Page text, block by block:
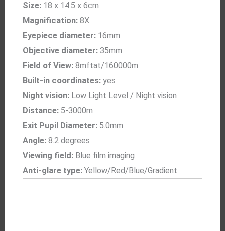
Size: 18 x 14.5 x 6cm
Magnification: 8X
Eyepiece diameter: 16mm
Objective diameter: 35mm
Field of View: 8mftat/160000m
Built-in coordinates: yes
Night vision: Low Light Level / Night vision
Distance: 5-3000m
Exit Pupil Diameter: 5.0mm
Angle: 8.2 degrees
Viewing field: Blue film imaging
Anti-glare type: Yellow/Red/Blue/Gradient